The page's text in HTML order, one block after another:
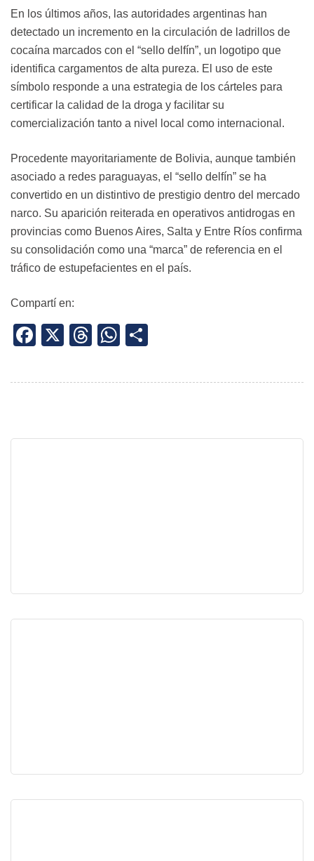
En los últimos años, las autoridades argentinas han
detectado un incremento en la circulación de ladrillos de
cocaína marcados con el “sello delfín”, un logotipo que
identifica cargamentos de alta pureza. El uso de este
símbolo responde a una estrategia de los cárteles para
certificar la calidad de la droga y facilitar su
comercialización tanto a nivel local como internacional.
Procedente mayoritariamente de Bolivia, aunque también
asociado a redes paraguayas, el “sello delfín” se ha
convertido en un distintivo de prestigio dentro del mercado
narco. Su aparición reiterada en operativos antidrogas en
provincias como Buenos Aires, Salta y Entre Ríos confirma
su consolidación como una “marca” de referencia en el
tráfico de estupefacientes en el país.
Compartí en:
Facebook
X Threads
WhatsApp